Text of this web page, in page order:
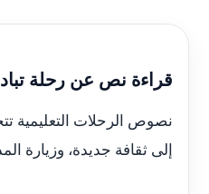
قراءة نص عن رحلة
نصوص الرحلات التعليمية
إلى ثقافة جديدة، وزيارة